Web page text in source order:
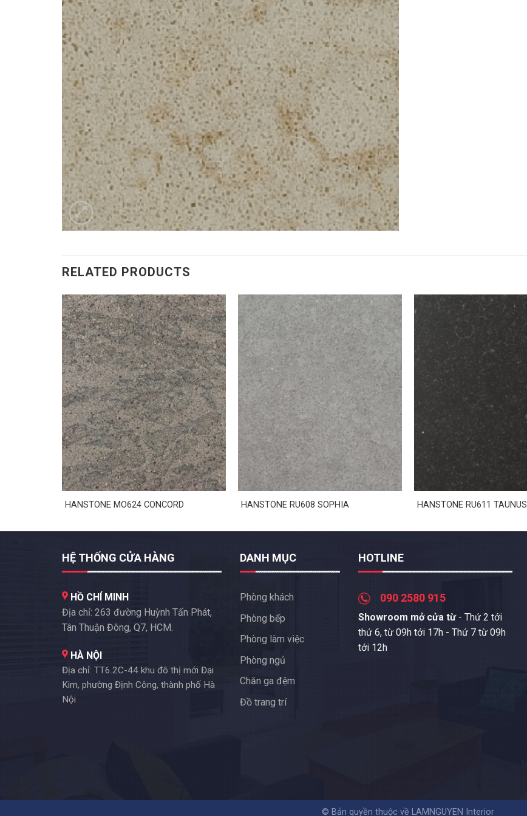
RELATED PRODUCTS
HANSTONE MO624 CONCORD HANSTONE RU608 SOPHIA HANSTONE RU611 TAUNUS
HỆ THỐNG CỬA HÀNG
HỒ CHÍ MINH
Địa chỉ: 263 đường Huỳnh Tấn Phát,
Tân Thuận Đông, Q7, HCM.
HÀ NỘI
Địa chỉ: TT6.2C-44 khu đô thị mới Đại
Kim, phường Định Công, thành phố Hà
Nội
DANH MỤC
Phòng khách
Phòng bếp
Phòng làm việc
Phòng ngủ
Chăn ga đệm
Đồ trang trí
HOTLINE
090 2580 915
Showroom mở cửa từ - Thứ 2 tới
thứ 6, từ 09h tới 17h - Thứ 7 từ 09h
tới 12h
© Bản quyền thuộc về LAMNGUYEN Interior